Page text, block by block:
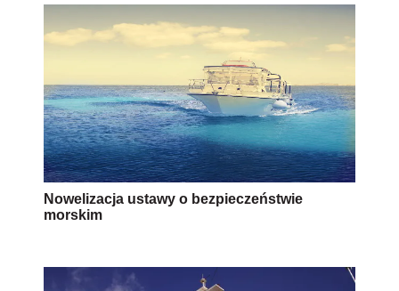
Nowelizacja ustawy o bezpieczeństwie
morskim